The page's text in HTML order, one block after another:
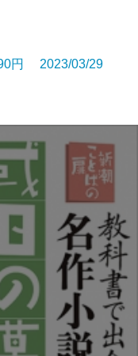
円 2023/03/29